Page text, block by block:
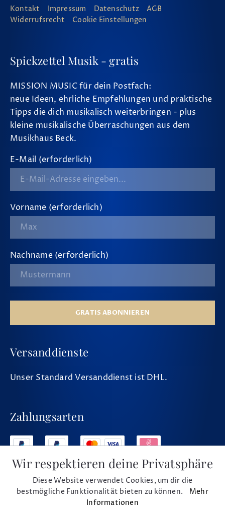
Kontakt Impressum Datenschutz
AGB
Widerrufsrecht
Cookie Einstellungen
Spickzettel Musik - gratis
MISSION MUSIC für dein Postfach:
neue Ideen, ehrliche Empfehlungen und praktische
Tipps die dich musikalisch weiterbringen - plus
kleine musikalische Überraschungen aus dem
Musikhaus Beck.
E-Mail (erforderlich)
Vorname (erforderlich)
Nachname (erforderlich)
GRATIS ABONNIEREN
Versanddienste
Unser Standard Versanddienst ist DHL.
Zahlungsarten
Social Media
Wir respektieren deine Privatsphäre
Diese Website verwendet Cookies, um dir die
bestmögliche Funktionalität bieten zu können. Mehr
Informationen